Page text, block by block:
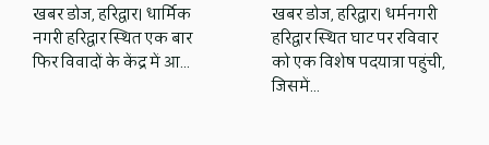
खबर डोज, हरिद्वार। धार्मिक
नगरी हरिद्वार स्थित एक बार
फिर विवादों के केंद्र में आ…
खबर डोज, हरिद्वार। धर्मनगरी
हरिद्वार स्थित घाट पर रविवार
को एक विशेष पदयात्रा पहुंची,
जिसमें…